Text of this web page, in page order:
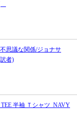
思議な関係/ジョナサ
者)
半袖 Ｔシャツ_NAVY